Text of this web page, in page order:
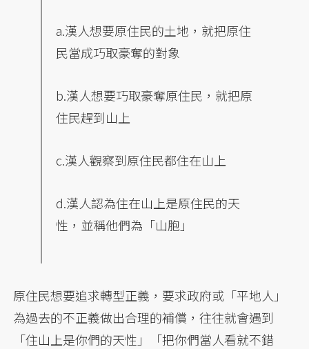
a.漢人想要原住民的土地，就把原住
民當成巧取豪奪的對象
b.漢人想要巧取豪奪原住民，就把原
住民趕到山上
c.漢人觀察到原住民都住在山上
d.漢人認為住在山上是原住民的天
性，並稱他們為「山胞」
原住民想要追求轉型正義，要求政府或「平地人」
為過去的不正義做出合理的補償，往往就會遇到
「住山上是你們的天性」「把你們當人看就不錯